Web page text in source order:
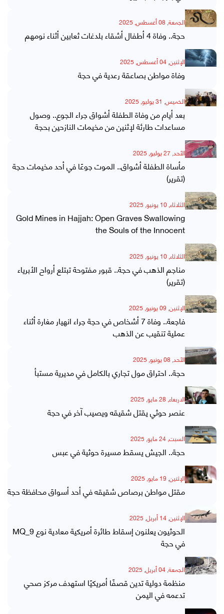
الجمعة, 08 أغسطس, 2025
حجة.. وفاة 4 أطفال أشقاء بلدغات ثعابين أثناء نومهم
الإثنين, 04 أغسطس, 2025
وفاة مواطن بصاعقة رعدية في حجة
الخميس, 31 يوليو, 2025
بعد أيام من وفاة الطفلة أشواق جراء الجوع.. وصول
مساعدات طارئة لإثنين من مخيمات النازحين بحجة
الأحد, 27 يوليو, 2025
مأساة الطفلة أشواق.. الموت جوعًا في أحد مخيمات حجة
(تقرير)
الثلاثاء, 10 يونيو, 2025
Gold Mines in Hajjah: Open Graves Swallowing
the Souls of the Innocent
الثلاثاء, 10 يونيو, 2025
مناجم الذهب في حجة.. قبور مفتوحة تبتلع أرواح الأبرياء
(تقرير)
الإثنين, 09 يونيو, 2025
فاجعة.. وفاة 7 أشخاص في حجة جراء انهيار مغارة أثناء
عملية تنقيب عن الذهب
الأحد, 08 يونيو, 2025
حجة.. احتراق مول تجاري بالكامل في مديرية مستبأ
الاربعاء, 28 مايو, 2025
عنصر حوثي يقتل شقيقه ويصيب آخر في حجة
السبت, 24 مايو, 2025
حجة.. الجيش يسقط مسيرة حوثية في عبس
الإثنين, 19 مايو, 2025
مقتل مواطن برصاص شقيقه في أحد أسواق محافظة حجة
الإثنين, 14 أبريل, 2025
الحوثيون يعلنون إسقاط طائرة أمريكية معادية نوع MQ_9
في حجة
الجمعة, 04 أبريل, 2025
منظمة دولية تدين قصفًا أمريكيًا استهدف مركز صحي
تدعمه في اليمن